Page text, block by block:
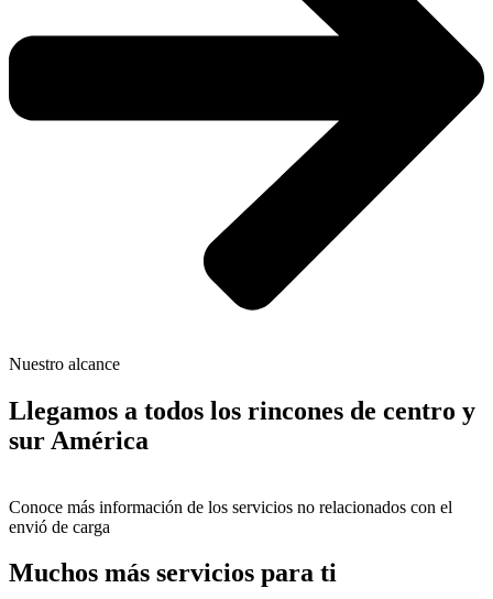
Nuestro alcance
Llegamos a todos los rincones de centro y
sur América
Conoce más información de los servicios no relacionados con el
envió de carga
Muchos más servicios para ti